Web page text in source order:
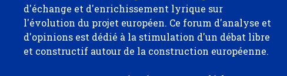
d'échange et d'enrichissement lyrique sur
l'évolution du projet européen. Ce forum d'analyse et
d'opinions est dédié à la stimulation d'un débat libre
et constructif autour de la construction européenne.